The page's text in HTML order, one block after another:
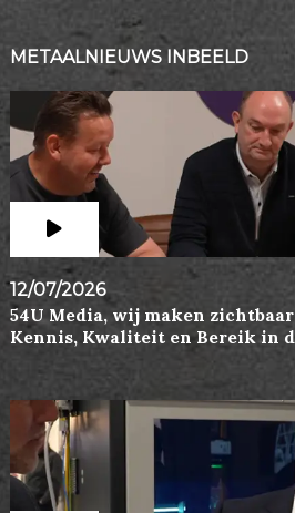
METAALNIEUWS INBEELD
12/07/2026
54U Media, wij maken
Kennis, Kwaliteit en Bereik in